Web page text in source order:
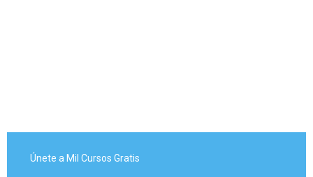
Únete a Mil Cursos Gratis